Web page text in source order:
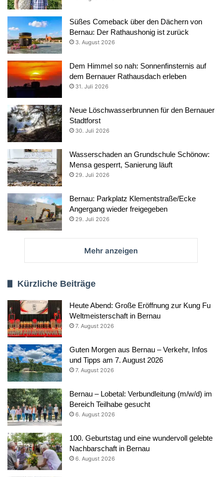
Süßes Comeback über den Dächern von
Bernau: Der Rathaushonig ist zurück
3. August 2026
Dem Himmel so nah: Sonnenfinsternis auf
dem Bernauer Rathausdach erleben
31. Juli 2026
Neue Löschwasserbrunnen für den Bernauer
Stadtforst
30. Juli 2026
Wasserschaden an Grundschule Schönow:
Mensa gesperrt, Sanierung läuft
29. Juli 2026
Bernau: Parkplatz Klementstraße/Ecke
Angergang wieder freigegeben
29. Juli 2026
Mehr anzeigen
Kürzliche Beiträge
Heute Abend: Große Eröffnung zur Kung Fu
Weltmeisterschaft in Bernau
7. August 2026
Guten Morgen aus Bernau – Verkehr, Infos
und Tipps am 7. August 2026
7. August 2026
Bernau – Lobetal: Verbundleitung (m/w/d) im
Bereich Teilhabe gesucht
6. August 2026
100. Geburtstag und eine wundervoll gelebte
Nachbarschaft in Bernau
6. August 2026